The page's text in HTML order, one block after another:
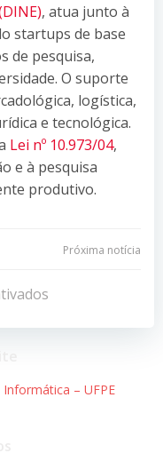
, atua junto à
startups de base
de pesquisa,
O suporte
logística,
e tecnológica.
Lei nº 10.973/04,
e à pesquisa
produtivo.
Próxima notícia
– UFPE